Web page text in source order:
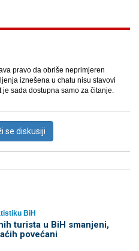
pravo da obriše neprimjeren
iznešena u chatu nisu stavovi
sada dostupna samo za čitanje.
se diskusiji
BiH
turista u BiH smanjeni,
povećani